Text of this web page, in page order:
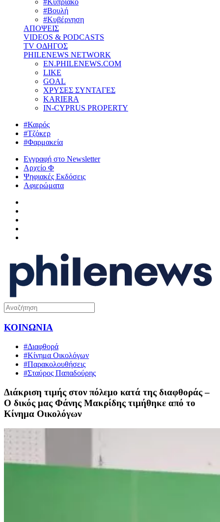
#Κυπριακό
#Βουλή
#Κυβέρνηση
ΑΠΟΨΕΙΣ
VIDEOS & PODCASTS
TV ΟΔΗΓΟΣ
PHILENEWS NETWORK
EN.PHILENEWS.COM
LIKE
GOAL
ΧΡΥΣΕΣ ΣΥΝΤΑΓΕΣ
KARIERA
IN-CYPRUS PROPERTY
#Καιρός
#Τζόκερ
#Φαρμακεία
Εγγραφή στο Newsletter
Αρχείο Φ
Ψηφιακές Εκδόσεις
Αφιερώματα
ΚΟΙΝΩΝΙΑ
#Διαφθορά
#Κίνημα Οικολόγων
#Παρακολουθήσεις
#Σταύρος Παπαδούρης
Διάκριση τιμής στον πόλεμο κατά της διαφθοράς –
Ο δικός μας Φάνης Μακρίδης τιμήθηκε από το
Κίνημα Οικολόγων